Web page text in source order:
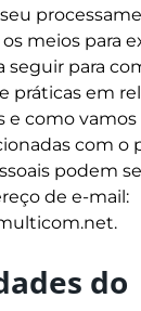
meios para
para
práticas em
e como
com o
podem
de e-mail:
.
do